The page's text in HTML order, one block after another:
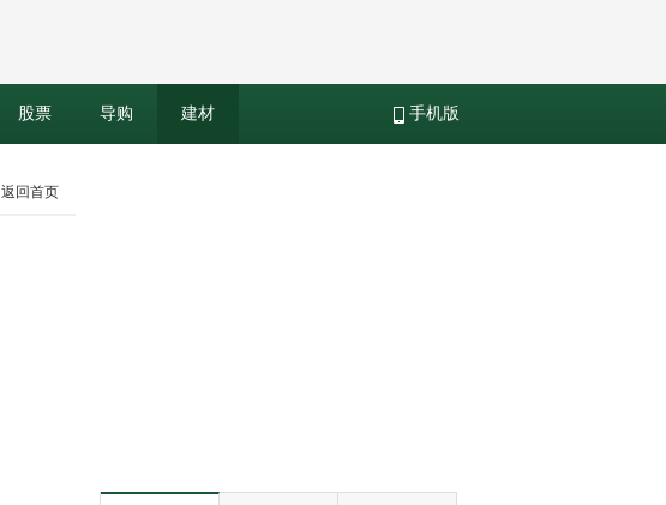
股票 导购 建材 手机版
返回首页